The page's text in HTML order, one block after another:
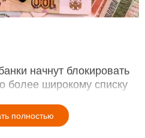
начнут блокировать
более широкому списку
полностью